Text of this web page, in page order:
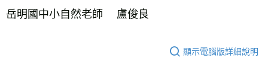
岳明國中小自然老師 　盧俊良
顯示電腦版詳細說明